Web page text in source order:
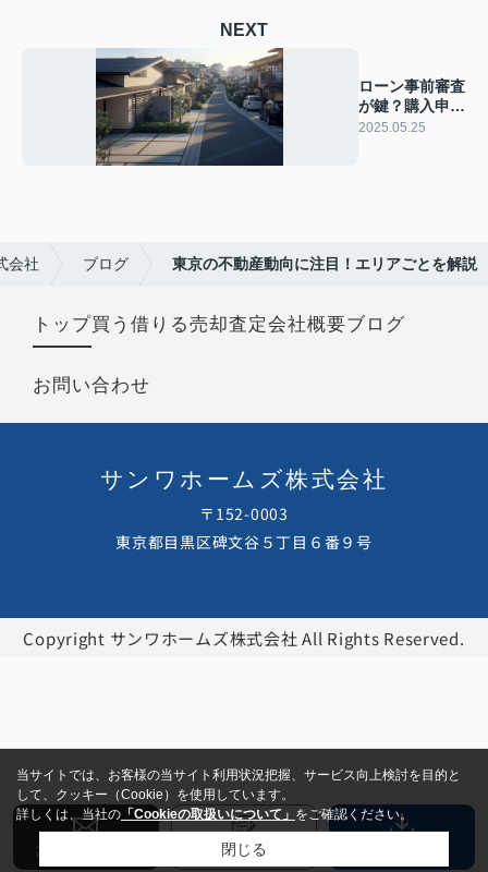
NEXT
ローン事前審査
が鍵？購入申込
のタイミングを
2025.05.25
会社 ブログ 東京の不動産動向に注目！エリアごとを解説
トップ買う 借りる売却査定会社概要ブログ
お問い合わせ
サンワホームズ株式会社
〒152-0003
東京都目黒区碑文谷５丁目６番９号
Copyright サンワホームズ株式会社 All Rights Reserved.
お問い合わせ 賃貸解約受付
当サイトでは、お客様の当サイト利用状況把握、サービス向上検討を目的と
して、クッキー（Cookie）を使用しています。
詳しくは、当社の 「Cookieの取扱いについて」 をご確認ください。
閉じる